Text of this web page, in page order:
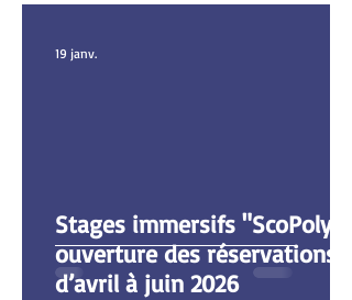
Stages immersifs "ScoPoly":
ouverture des réservations
d’avril à juin 2026
19 janv.